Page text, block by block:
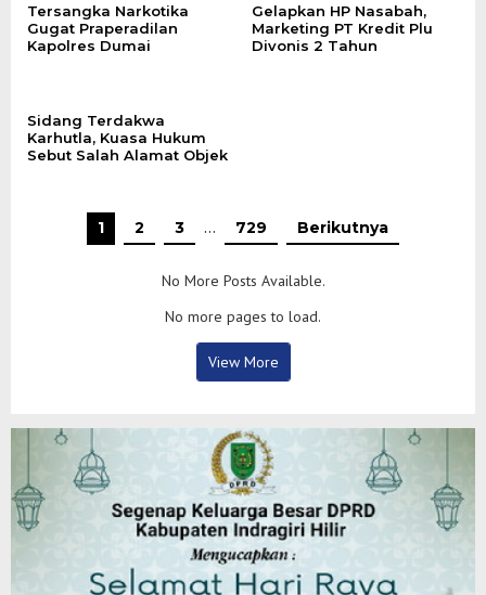
Tersangka Narkotika
Gugat Praperadilan
Kapolres Dumai
Gelapkan HP Nasabah,
Marketing PT Kredit Plu
Divonis 2 Tahun
Sidang Terdakwa
Karhutla, Kuasa Hukum
Sebut Salah Alamat Objek
1 2 3 … 729 Berikutnya
No More Posts Available.
No more pages to load.
View More